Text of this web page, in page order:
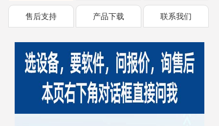
售后支持 产品下载 联系我们